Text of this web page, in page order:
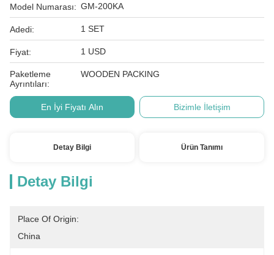
Model Numarası: GM-200KA
Adedi: 1 SET
Fiyat: 1 USD
Paketleme
Ayrıntıları:
WOODEN PACKING
En İyi Fiyatı Alın Bizimle İletişim
Detay Bilgi Ürün Tanımı
Detay Bilgi
Place Of Origin:
China